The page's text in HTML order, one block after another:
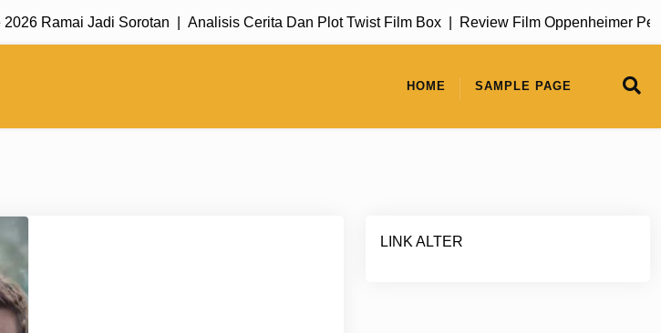
Ramai Jadi Sorotan |Analisis Cerita Dan Plot Twist Film Box |Review Film Oppenheimer
HOME SAMPLE PAGE
LINK ALTER